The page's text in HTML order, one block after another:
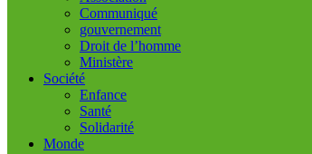
Communiqué
gouvernement
Droit de l’homme
Ministère
Société
Enfance
Santé
Solidarité
Monde